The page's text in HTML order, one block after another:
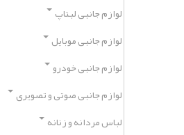
لوازم جانبی لبتاپ
لوازم جانبی موبایل
لوازم جانبی خودرو
لوازم جانبی صوتی و تصویری
لباس مردانه و زنانه